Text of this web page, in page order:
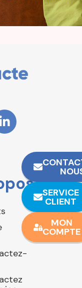
SERVICE
CLIENT
MON
COMPTE